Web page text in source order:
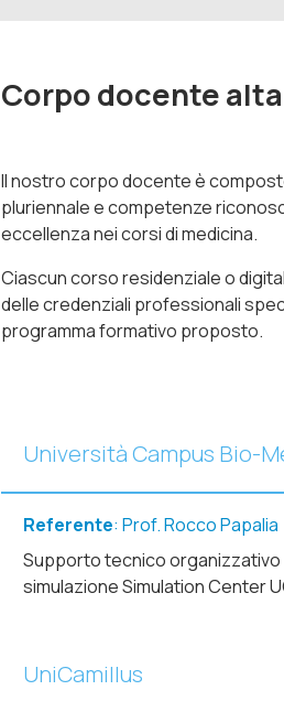
Corpo docente
Il nostro corpo docente è
pluriennale e competenze
eccellenza nei corsi di medicina.
Ciascun corso residenziale o
delle credenziali professionali
programma formativo proposto.
Università Campus Bio-
Referente: Prof. Rocco Papalia
Supporto tecnico organizzativo
simulazione Simulation Center
UniCamillus